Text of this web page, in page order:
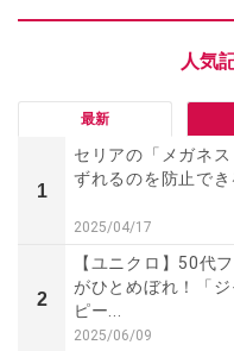
最新
1
セリアの「メガネ
ずれるのを防止で
2025/04/17
2
【ユニクロ】50代
がひとめぼれ！「
ピー...
2025/06/09